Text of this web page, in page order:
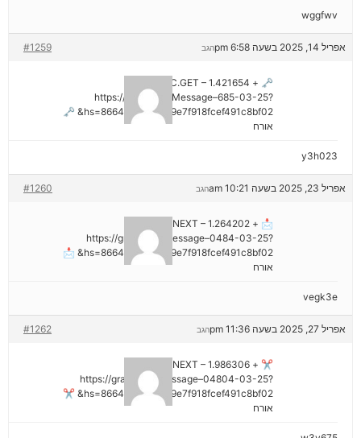
wggfwv
אפריל 14, 2025 בשעה 6:58 pm #1259 הגב
🗝 + 1.421654 BTC.GET –
https://graph.org/Message–685-03-25?
hs=8664c520642b9e7f918fcef491c8bf02& 🗝
אורח
y3h023
אפריל 23, 2025 בשעה 10:21 am #1260 הגב
📩 + 1.264202 BTC.NEXT –
https://graph.org/Message–0484-03-25?
hs=8664c520642b9e7f918fcef491c8bf02& 📩
אורח
vegk3e
אפריל 27, 2025 בשעה 11:36 pm #1262 הגב
✂ + 1.986306 BTC.NEXT –
https://graph.org/Message–04804-03-25?
hs=8664c520642b9e7f918fcef491c8bf02& ✂
אורח